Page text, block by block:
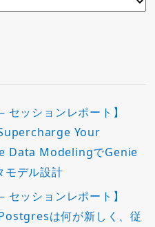
ッションレポート】
Your
Data ModelingでGenie
モデル設計
ッションレポート】
は何が新しく、従